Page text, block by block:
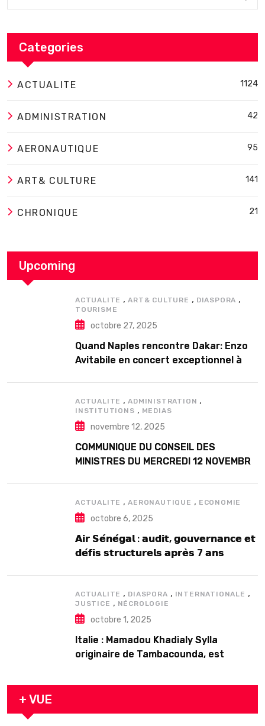
Categories
ACTUALITE 1124
ADMINISTRATION 42
AERONAUTIQUE 95
ART& CULTURE 141
CHRONIQUE 21
Upcoming
ACTUALITE ,ART& CULTURE , DIASPORA ,
TOURISME
octobre 27, 2025
Quand Naples rencontre Dakar: Enzo
Avitabile en concert exceptionnel à
ACTUALITE ,ADMINISTRATION ,
INSTITUTIONS , MEDIAS
novembre 12, 2025
COMMUNIQUE DU CONSEIL DES
MINISTRES DU MERCREDI 12 NOVEMBRE
ACTUALITE ,AERONAUTIQUE , ECONOMIE
octobre 6, 2025
𝗔𝗶𝗿 𝗦𝗲́𝗻𝗲́𝗴𝗮𝗹 : 𝗮𝘂𝗱𝗶𝘁, 𝗴𝗼𝘂𝘃𝗲𝗿𝗻𝗮𝗻𝗰𝗲 𝗲𝘁
𝗱𝗲́𝗳𝗶𝘀 𝘀𝘁𝗿𝘂𝗰𝘁𝘂𝗿𝗲𝗹𝘀 𝗮𝗽𝗿𝗲̀𝘀 7 𝗮𝗻𝘀
ACTUALITE , DIASPORA , INTERNATIONALE ,
JUSTICE , NÉCROLOGIE
octobre 1, 2025
Italie : Mamadou Khadialy Sylla
originaire de Tambacounda, est
arrestation
+ VUE